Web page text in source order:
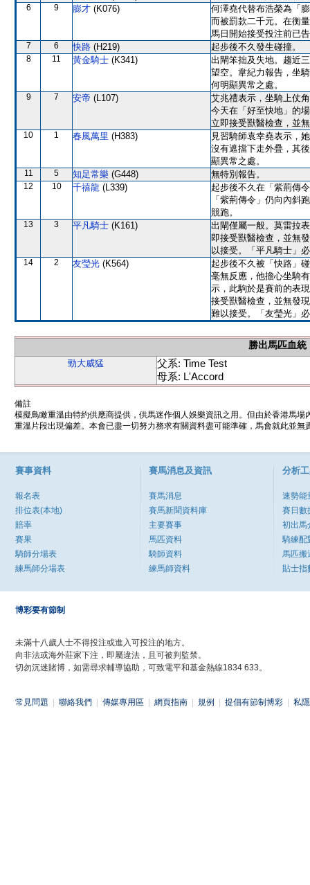
6 9 膨才 (K076)
何澤堯代替布浩榮為「
而被罰款二千元。在衡
馬日開始接受投注前已
7 6 快路 (H219) 起步後不久發生碰撞。
8 11 黃金騎士 (K341)
出閘笨拙及失地。趨近
望空。韋紀力報告，坐
何明顯異常之處。
9 7 安帝 (L107)
艾兆禮表示，坐騎上仗
今天在「好至快地」的
立即接受獸醫檢查，並
10 1 春風萬里 (H383)
見習騎師袁幸堯表示，
沒有遮擋下走外疊，其
顯異常之處。
11 5 知足常樂 (G448) 無特別報告。
12 10 千禧龍 (L339)
起步後不久在「紫荊傳
「紫荊傳令」仍向內斜
競跑。
13 3 平凡騎士 (K161)
出閘僅屬一般。莫雷拉
即接受獸醫檢查，並無
以接受。「平凡騎士」
14 2 友瑩光 (K564)
起步後不久被「快路」
毫無反應，他擔心坐騎
示，此駒於是賽前的表
接受獸醫檢查，並無發
難以接受。「友瑩光」
勝出馬匹血統
勁大威猛
父系: Time Test
母系: L'Accord
備註
模擬鳥瞰重溫由特約供應商提供，供馬迷作個人娛樂資訊之用。但由於香港馬
重溫片段出現偏差。本會已盡一切努力務求有關資料盡可能準確，馬會就此並
賽事資料
報名表
排位表(本地)
賠率
賽果
騎師分場表
練馬師分場表
賽馬消息及資訊
賽馬消息
賽馬新聞資料庫
主要賽事
馬匹資料
騎師資料
練馬師資料
分析
速勢能
賽日數
初出馬
騎練配
馬匹搬
貼士指
博彩要有節制
未滿十八歲人士不得投注或進入可投注的地方。
向非法或海外莊家下注，即屬違法，且可被判監禁。
切勿沉迷賭博，如需尋求輔導協助，可致電平和基金熱線1834 633。
常見問題 聯絡我們 傳媒專用區 網頁指南 規例 提倡有節制博彩 私